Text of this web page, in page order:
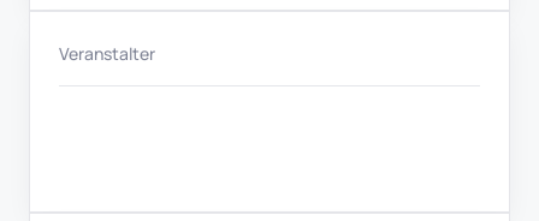
Veranstalter